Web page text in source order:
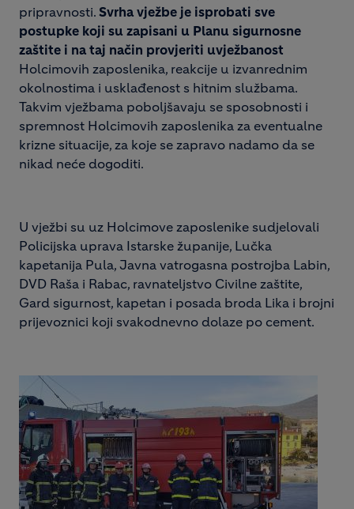
pripravnosti. Svrha vježbe je isprobati sve
postupke koji su zapisani u Planu sigurnosne
zaštite i na taj način provjeriti uvježbanost
Holcimovih zaposlenika, reakcije u izvanrednim
okolnostima i usklađenost s hitnim službama.
Takvim vježbama poboljšavaju se sposobnosti i
spremnost Holcimovih zaposlenika za eventualne
krizne situacije, za koje se zapravo nadamo da se
nikad neće dogoditi.
U vježbi su uz Holcimove zaposlenike sudjelovali
Policijska uprava Istarske županije, Lučka
kapetanija Pula, Javna vatrogasna postrojba Labin,
DVD Raša i Rabac, ravnateljstvo Civilne zaštite,
Gard sigurnost, kapetan i posada broda Lika i brojni
prijevoznici koji svakodnevno dolaze po cement.